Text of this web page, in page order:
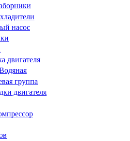
насос
двигателя
группа
двигателя